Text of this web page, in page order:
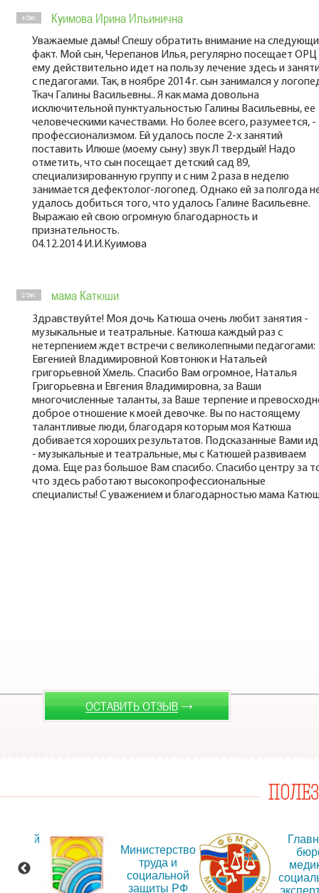
4 Dec Куимова Ирина Ильинична
Уважаемые дамы! Спешу обратить внимание на
факт. Мой сын, Черепанов Илья, регулярно посещает ОРЦ
ему действительно идет на пользу лечение здесь и
с педагогами. Так, в ноябре 2014 г. сын занимался у
Ткач Галины Васильевны.. Я как мама довольна
исключительной пунктуальностью Галины Васильевны, ее
человеческими качествами. Но более всего, разумеется, -
профессионализмом. Ей удалось после 2-х занятий
поставить Илюше (моему сыну) звук Л твердый! Надо
отметить, что сын посещает детский сад 89,
специализированную группу и с ним 2 раза в неделю
занимается дефектолог-логопед. Однако ей за полгода
удалось добиться того, что удалось Галине Васильевне.
Выражаю ей свою огромную благодарность и
признательность.
04.12.2014 И.И.Куимова
2 Dec мама Катюши
Здравствуйте! Моя дочь Катюша очень любит занятия -
музыкальные и театральные. Катюша каждый раз с
нетерпением ждет встречи с великолепными педагогами:
Евгенией Владимировной Ковтонюк и Натальей
григорьевной Хмель. Спасибо Вам огромное, Наталья
Григорьевна и Евгения Владимировна, за Ваши
многочисленные таланты, за Ваше терпение и
доброе отношение к моей девочке. Вы по настоящему
талантливые люди, благодаря которым моя Катюша
добивается хороших результатов. Подсказанные Вами
- музыкальные и театральные, мы с Катюшей развиваем
дома. Еще раз большое Вам спасибо. Спасибо центру за
что здесь работают высокопрофессиональные
специалисты! С уважением и благодарностью мама
ОСТАВИТЬ ОТЗЫВ→
Министерство
труда и
социальной
защиты РФ